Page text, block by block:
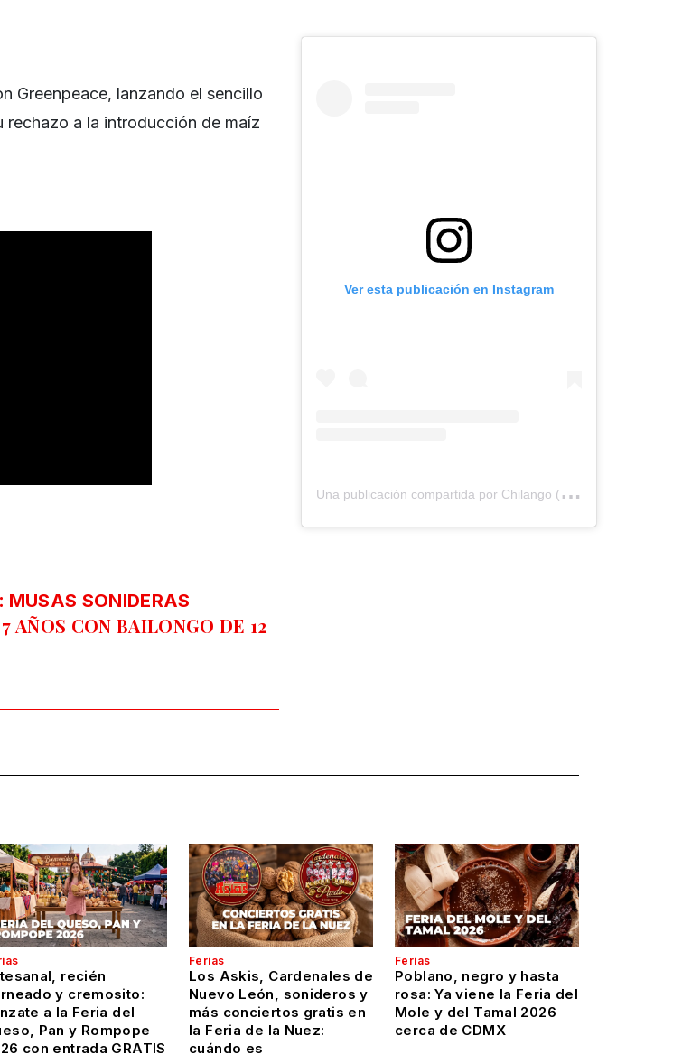
Greenpeace, lanzando el sencillo
rechazo a la introducción de maíz
MUSAS SONIDERAS
AÑOS CON BAILONGO DE 12
Ver esta publicación en Instagram
U
na publicación compartida por Chilango (@chilangocom)
recién
y cremosito:
a la Feria del
Pan y Rompope
con entrada GRATIS
Ferias
Los Askis, Cardenales de
Nuevo León, sonideros y
más conciertos gratis en
la Feria de la Nuez:
cuándo es
Ferias
Poblano, negro y hasta
rosa: Ya viene la Feria del
Mole y del Tamal 2026
cerca de CDMX